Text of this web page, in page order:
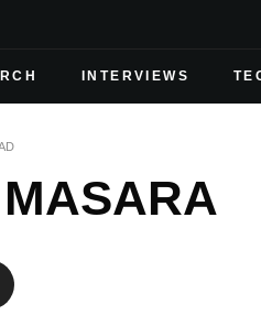
INTERVIEWS